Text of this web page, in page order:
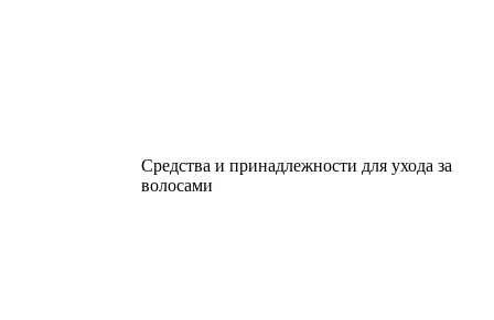
Средства и принадлежности для ухода за
волосами